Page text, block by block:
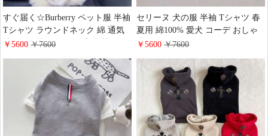
すぐ届く☆Burberry ペット服 半袖
Tシャツ ラウンドネック 綿 通気
性・吸汗性 かわいい 高品質 バー
中型犬 コーデ おしゃれ
￥5600￥7600
セリーヌ 犬の服 半袖 Tシャツ 春
夏用 綿100% 愛犬 コーデ おしゃ
れ かわいい CELINE ロゴ Tシャ
ツ 高级 ペット服 ブランド通販
￥5600￥7600